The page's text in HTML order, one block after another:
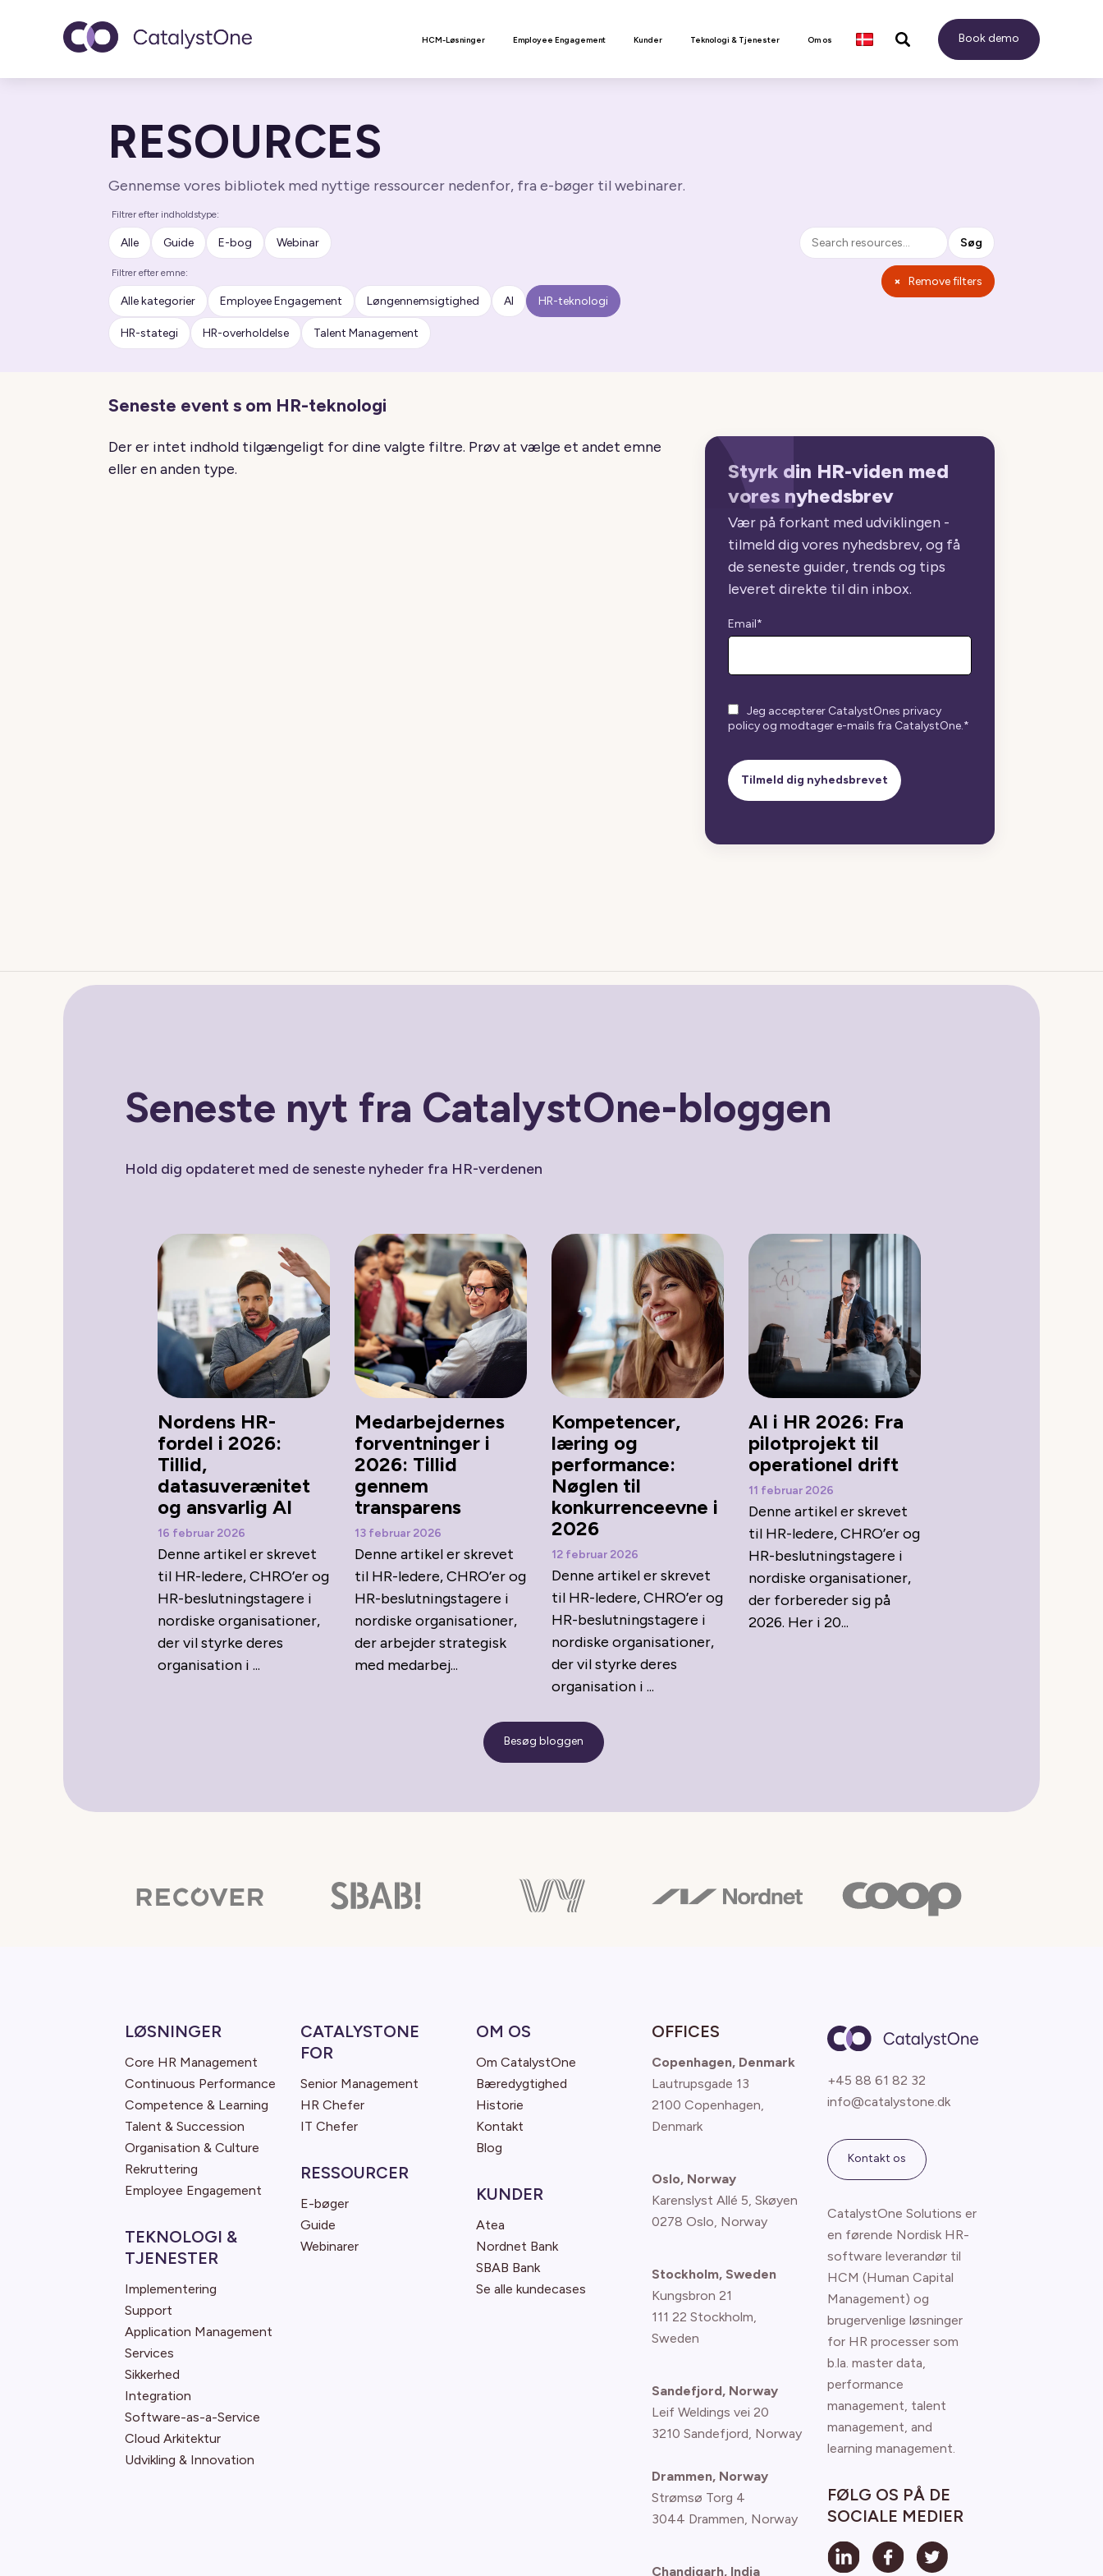
Toggle navigation HCM-Løsninger Employee Engagement Kunder Teknologi & Tjenester Om os Book demo
RESOURCES
Gennemse vores bibliotek med nyttige ressourcer nedenfor, fra e-bøger til webinarer.
Filtrer efter indholdstype:
Alle Guide E-bog Webinar
Søg
Søg
Filtrer efter emne:
Alle kategorier Employee Engagement Løngennemsigtighed AI HR-teknologi
HR-stategi HR-overholdelse Talent Management
× Remove filters
Seneste event s om HR-teknologi
Der er intet indhold tilgængeligt for dine valgte filtre. Prøv at vælge et andet emne
eller en anden type.
Styrk din HR-viden med
vores nyhedsbrev
Vær på forkant med udviklingen -
tilmeld dig vores nyhedsbrev, og få
de seneste guider, trends og tips
leveret direkte til din inbox.
Email*
Jeg accepterer CatalystOnes privacy
policy og modtager e-mails fra CatalystOne.*
Seneste nyt fra CatalystOne-bloggen
Hold dig opdateret med de seneste nyheder fra HR-verdenen
Nordens HR-
fordel i 2026:
Tillid,
datasuverænitet
og ansvarlig AI
16 februar 2026
Denne artikel er skrevet
til HR-ledere, CHRO’er og
HR-beslutningstagere i
nordiske organisationer,
der vil styrke deres
organisation i ...
Medarbejdernes
forventninger i
2026: Tillid
gennem
transparens
13 februar 2026
Denne artikel er skrevet
til HR-ledere, CHRO’er og
HR-beslutningstagere i
nordiske organisationer,
der arbejder strategisk
med medarbej...
Kompetencer,
læring og
performance:
Nøglen til
konkurrenceevne i
2026
12 februar 2026
Denne artikel er skrevet
til HR-ledere, CHRO’er og
HR-beslutningstagere i
nordiske organisationer,
der vil styrke deres
organisation i ...
AI i HR 2026: Fra
pilotprojekt til
operationel drift
11 februar 2026
Denne artikel er skrevet
til HR-ledere, CHRO’er og
HR-beslutningstagere i
nordiske organisationer,
der forbereder sig på
2026. Her i 20...
Besøg bloggen
LØSNINGER
Core HR Management
Continuous Performance
Competence & Learning
Talent & Succession
Organisation & Culture
Rekruttering
Employee Engagement
TEKNOLOGI &
TJENESTER
Implementering
Support
Application Management
Services
Sikkerhed
Integration
Software-as-a-Service
Cloud Arkitektur
Udvikling & Innovation
CATALYSTONE
FOR
Senior Management
HR Chefer
IT Chefer
RESSOURCER
E-bøger
Guide
Webinarer
OM OS
Om CatalystOne
Bæredygtighed
Historie
Kontakt
Blog
KUNDER
Atea
Nordnet Bank
SBAB Bank
Se alle kundecases
OFFICES
Copenhagen, Denmark
Lautrupsgade 13
2100 Copenhagen,
Denmark
Oslo, Norway
Karenslyst Allé 5, Skøyen
0278 Oslo, Norway
Stockholm, Sweden
Kungsbron 21
111 22 Stockholm,
Sweden
Sandefjord, Norway
Leif Weldings vei 20
3210 Sandefjord, Norway
Drammen, Norway
Strømsø Torg 4
3044 Drammen, Norway
Chandigarh, India
+45 88 61 82 32
info@catalystone.dk
Kontakt os
CatalystOne Solutions er
en førende Nordisk HR-
software leverandør til
HCM (Human Capital
Management) og
brugervenlige løsninger
for HR processer som
b.la. master data,
performance
management, talent
management, and
learning management.
FØLG OS PÅ DE
SOCIALE MEDIER